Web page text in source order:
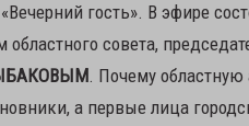
гость». В эфире
областного совета,
. Почему
а первые лица